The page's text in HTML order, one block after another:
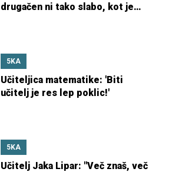
drugačen ni tako slabo, kot je
5KA
Učiteljica matematike: 'Biti
učitelj je res lep poklic!'
5KA
Učitelj Jaka Lipar: "Več znaš, več